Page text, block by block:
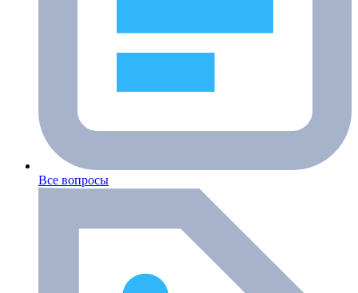
Все вопросы